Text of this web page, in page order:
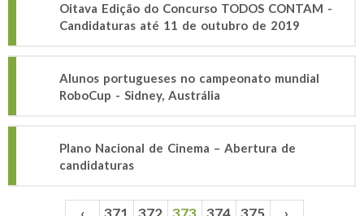
Oitava Edição do Concurso TODOS CONTAM -
Candidaturas até 11 de outubro de 2019
Alunos portugueses no campeonato mundial
RoboCup - Sidney, Austrália
Plano Nacional de Cinema – Abertura de
candidaturas